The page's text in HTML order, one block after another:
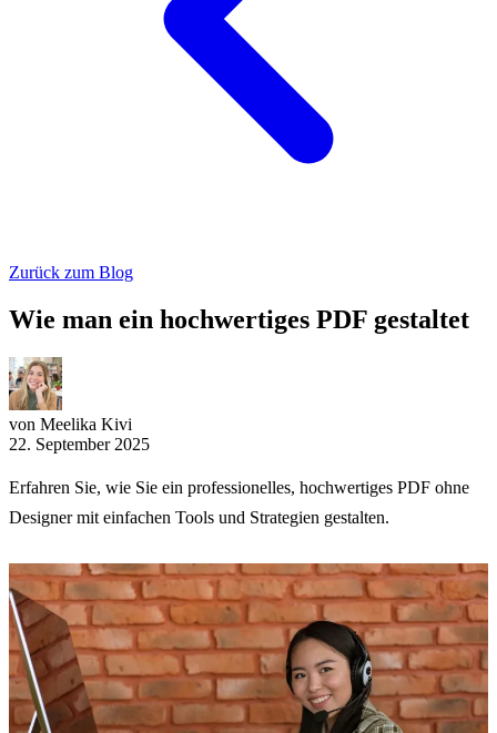
Zurück zum Blog
Wie man ein hochwertiges PDF gestaltet
von Meelika Kivi
22. September 2025
Erfahren Sie, wie Sie ein professionelles, hochwertiges PDF ohne
Designer mit einfachen Tools und Strategien gestalten.